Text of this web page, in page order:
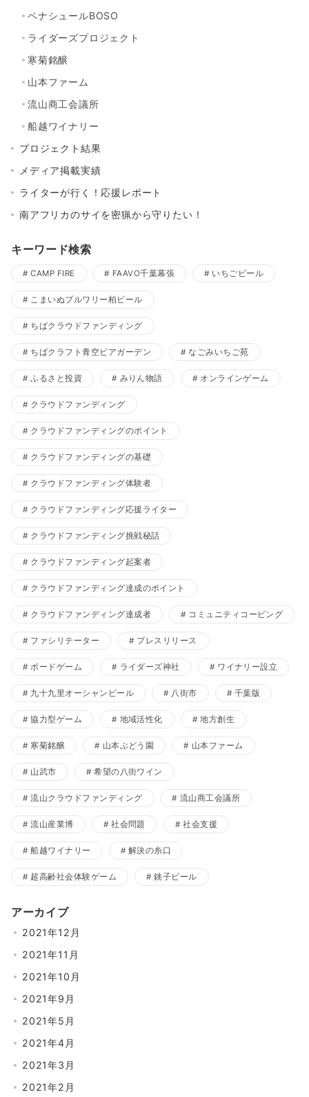
ペナシュールBOSO
ライダーズプロジェクト
寒菊銘醸
山本ファーム
流山商工会議所
船越ワイナリー
プロジェクト結果
メディア掲載実績
ライターが行く！応援レポート
南アフリカのサイを密猟から守りたい！
キーワード検索
CAMP FIRE FAAVO千葉幕張 いちごビール
こまいぬブルワリー柏ビール
ちばクラウドファンディング
ちばクラフト青空ビアガーデン なごみいちご苑
ふるさと投資 みりん物語 オンラインゲーム
クラウドファンディング
クラウドファンディングのポイント
クラウドファンディングの基礎
クラウドファンディング体験者
クラウドファンディング応援ライター
クラウドファンディング挑戦秘話
クラウドファンディング起案者
クラウドファンディング達成のポイント
クラウドファンディング達成者 コミュニティコーピング
ファシリテーター プレスリリース
ボードゲーム ライダーズ神社 ワイナリー設立
九十九里オーシャンビール 八街市 千葉版
協力型ゲーム 地域活性化 地方創生
寒菊銘醸 山本ぶどう園 山本ファーム
山武市 希望の八街ワイン
流山クラウドファンディング 流山商工会議所
流山産業博 社会問題 社会支援
船越ワイナリー 解決の糸口
超高齢社会体験ゲーム 銚子ビール
アーカイブ
2021年12月
2021年11月
2021年10月
2021年9月
2021年5月
2021年4月
2021年3月
2021年2月